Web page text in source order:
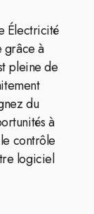
Électricité
grâce à
pleine de
du
à
contrôle
logiciel